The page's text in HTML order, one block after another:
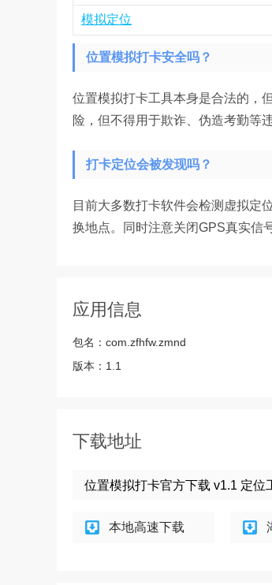
模拟定位
位置模拟打卡安全吗？
位置模拟打卡工具本身是合法的，
险，但不得用于欺诈、伪造考勤等
打卡定位会被发现吗？
目前大多数打卡软件会检测虚拟定
换地点。同时注意关闭GPS真实信
应用信息
包名： com.zfhfw.zmnd
版本： 1.1
下载地址
位置模拟打卡官方下载 v1.1 定位
本地高速下载